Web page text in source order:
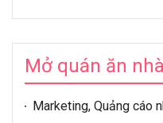
Mở quán ăn
Marketing, Quảng cáo